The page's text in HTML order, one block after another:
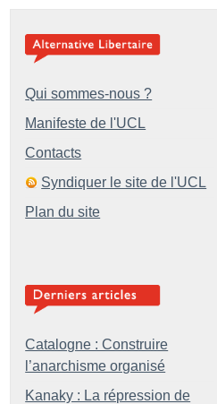
Qui sommes-nous ?
Manifeste de l'UCL
Contacts
Syndiquer le site de l'UCL
Plan du site
Catalogne : Construire
l’anarchisme organisé
Kanaky : La répression de